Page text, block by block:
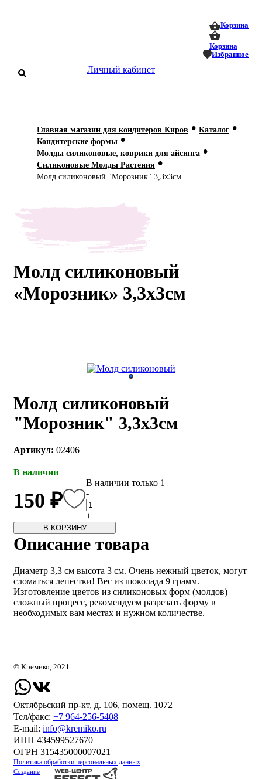
Корзина
Корзина
Избранное
Личный кабинет
Мастер-
классы
256-54-
Главная магазин для кондитеров Киров • Каталог •
Кондитерские формы •
Молды силиконовые, коврики для айсинга •
Силиконовые Молды Растения •
Молд силиконовый "Морозник" 3,3х3см
Молд силиконовый
«Морозник» 3,3х3см
Молд силиконовый
"Морозник" 3,3х3см
Артикул: 02406
В наличии
150 ₽
В наличии только 1
-
+
В КОРЗИНУ
Описание товара
Диаметр 3,3 см высота 3 см. Очень нежный цветок, могут
сломаться лепестки! Вес из шоколада 9 грамм.
Изготовление цветов из силиконовых форм (молдов)
сложный процесс, рекомендуем разрезать форму в
необходимых вам местах и нужном количестве.
© Кремико, 2021
Октябрьский пр-кт, д. 106, помещ. 1072
Тел/факс: +7 964-256-5408
Е-mail: info@kremiko.ru
ИНН 434599527670
ОГРН 315435000007021
Политика обработки персональных данных
Создание